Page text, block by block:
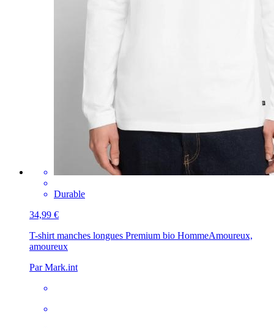
Durable
34,99 €
T-shirt manches longues Premium bio HommeAmoureux,
amoureux
Par Mark.int